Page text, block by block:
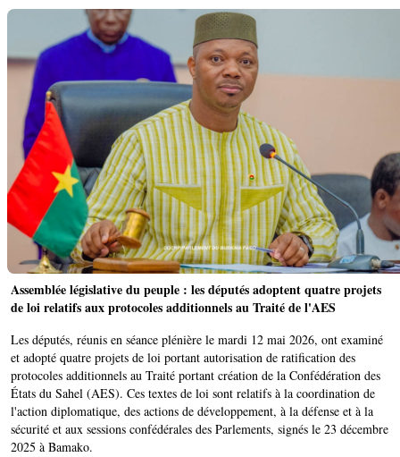
Assemblée législative du peuple : les députés adoptent quatre projets
de loi relatifs aux protocoles additionnels au Traité de l'AES
‎Les députés, réunis en séance plénière le mardi 12 mai 2026, ont examiné
et adopté quatre projets de loi portant autorisation de ratification des
protocoles additionnels au Traité portant création de la Confédération des
États du Sahel (AES). Ces textes de loi sont relatifs à la coordination de
l'action diplomatique, des actions de développement, à la défense et à la
sécurité et aux sessions confédérales des Parlements, signés le 23 décembre
2025 à Bamako.